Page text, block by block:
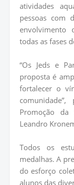
atividades
pessoas com
envolvimento
todas as fases
“Os Jeds e
proposta é
fortalecer o
Promoção da
Leandro
Todos os
medalhas. A
do esforço
alunos das